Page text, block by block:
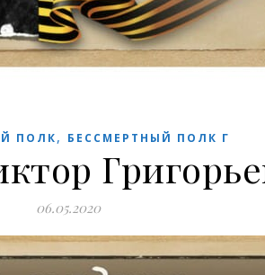
ПОЛК, БЕССМЕРТНЫЙ ПОЛК Г
06.05.2020